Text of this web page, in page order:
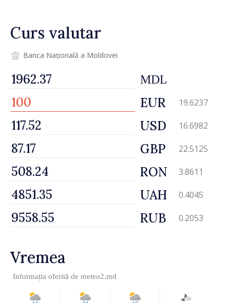
Curs valutar
Banca Națională a Moldovei
MDL
EUR 19.6237
USD 16.6982
GBP 22.5125
RON 3.8611
UAH 0.4045
RUB 0.2053
Vremea
Informația oferită de meteo2.md